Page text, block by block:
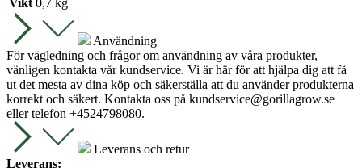
Användning
För vägledning och frågor om användning av våra produkter,
vänligen kontakta vår kundservice. Vi är här för att hjälpa dig att få
ut det mesta av dina köp och säkerställa att du använder produkterna
korrekt och säkert. Kontakta oss på kundservice@gorillagrow.se
eller telefon +4524798080.
Leverans och retur
Leverans: